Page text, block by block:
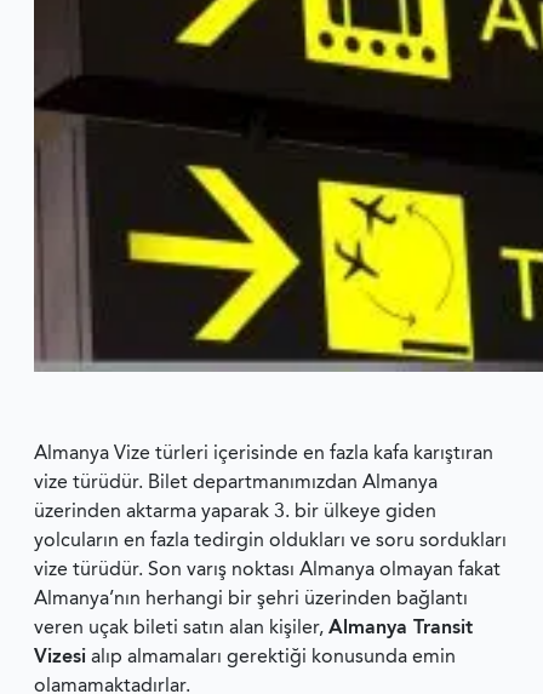
Almanya Vize türleri içerisinde en fazla kafa karıştıran
vize türüdür. Bilet departmanımızdan Almanya
üzerinden aktarma yaparak 3. bir ülkeye giden
yolcuların en fazla tedirgin oldukları ve soru sordukları
vize türüdür. Son varış noktası Almanya olmayan fakat
Almanya’nın herhangi bir şehri üzerinden bağlantı
veren uçak bileti satın alan kişiler, Almanya Transit
Vizesi alıp almamaları gerektiği konusunda emin
olamamaktadırlar.